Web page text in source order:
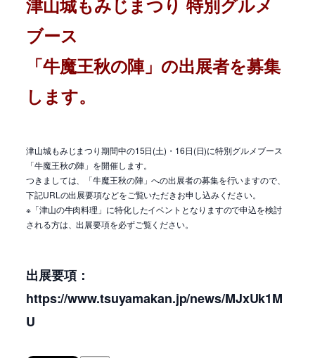
津山城もみじまつり 特別グルメ
ブース
「牛魔王秋の陣」の出展者を募集
します。
津山城もみじまつり期間中の15日(土)・16日(日)に特別グルメブース
「牛魔王秋の陣」を開催します。
つきましては、「牛魔王秋の陣」への出展者の募集を行いますので、
下記URLの出展要項などをご覧いただきお申し込みください。
※「津山の牛肉料理」に特化したイベントとなりますので申込を検討
される方は、出展要項を必ずご覧ください。
出展要項：
https://www.tsuyamakan.jp/news/MJxUk1M
U